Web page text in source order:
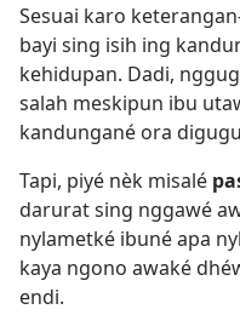
Sesuai karo
bayi sing isih ing
kehidupan. Dadi,
salah meskipun ibu
kandungané ora
Tapi, piyé nèk misalé
darurat sing nggawé
nylametké ibuné apa
kaya ngono awaké
endi.